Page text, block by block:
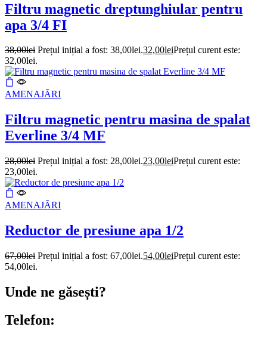
Filtru magnetic dreptunghiular pentru
apa 3/4 FI
38,00lei Prețul inițial a fost: 38,00lei.32,00leiPrețul curent este:
32,00lei.
AMENAJĂRI
Filtru magnetic pentru masina de spalat
Everline 3/4 MF
28,00lei Prețul inițial a fost: 28,00lei.23,00leiPrețul curent este:
23,00lei.
AMENAJĂRI
Reductor de presiune apa 1/2
67,00lei Prețul inițial a fost: 67,00lei.54,00leiPrețul curent este:
54,00lei.
Unde ne găsești?
Telefon: